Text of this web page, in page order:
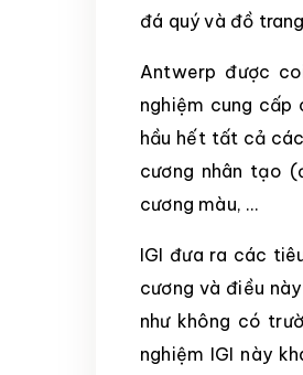
đá quý và đồ
Antwerp được
nghiệm cung cấp
hầu hết tất cả
cương nhân tạo
cương màu, …
IGI đưa ra các
cương và điều
như không có
nghiệm IGI này